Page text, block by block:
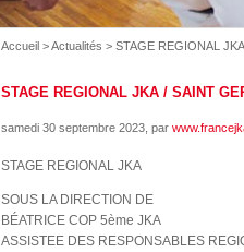
Accueil >Actualités > STAGE REGIONAL
STAGE REGIONAL JKA / SAINT
samedi 30 septembre 2023 , par
STAGE REGIONAL JKA
SOUS LA DIRECTION DE
BÉATRICE COP 5ème JKA
ASSISTEE DES RESPONSABLES